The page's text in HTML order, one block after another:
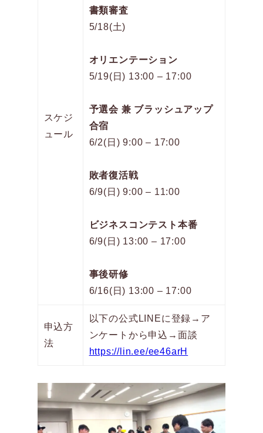
スケジ
ュール
書類審査
5/18(土)
オリエンテーション
5/19(日) 13:00 – 17:00
予選会 兼 ブラッシュアップ
合宿
6/2(日) 9:00 – 17:00
敗者復活戦
6/9(日) 9:00 – 11:00
ビジネスコンテスト本番
6/9(日) 13:00 – 17:00
事後研修
6/16(日) 13:00 – 17:00
申込方
法
以下の公式LINEに登録→ア
ンケートから申込→面談
https://lin.ee/ee46arH